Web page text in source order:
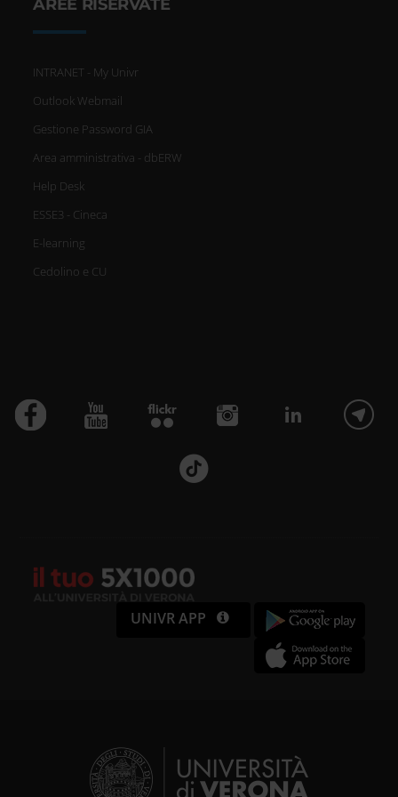
scansionandolo attivamente
specifiche (impronte digitali).
Approfondisci come vengono
elaborati i tuoi dati personali e
imposta le tue preferenze nella
sezione dettagli
o ritirare il tuo consenso in
personalizzare contenuti ed
annunci, per fornire funzionalità
inoltre informazioni sul modo in cui
utilizzi il nostro sito con i nostri
partner che si occupano di analisi
dei dati web, pubblicità e social
che hai fornito loro o che hanno
AREE RISERVATE
INTRANET - My Univr
Outlook Webmail
Gestione Password GIA
Area amministrativa - dbERW
Help Desk
ESSE3 - Cineca
E-learning
Cedolino e CU
UNIVR APP